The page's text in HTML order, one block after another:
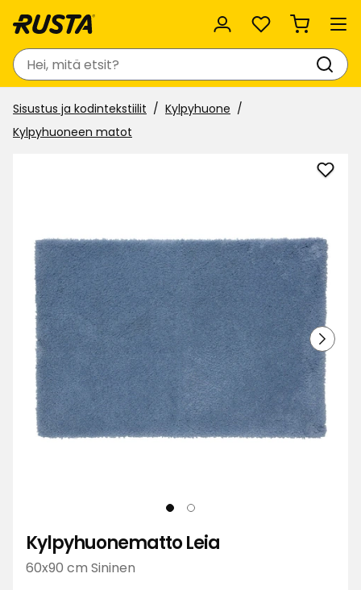
Suosikit
Haku
Sisustus ja kodintekstiilit
Kylpyhuone
Kylpyhuoneen matot
Lisää
Kylpyhuonematto Leia
60x90 cm Sininen